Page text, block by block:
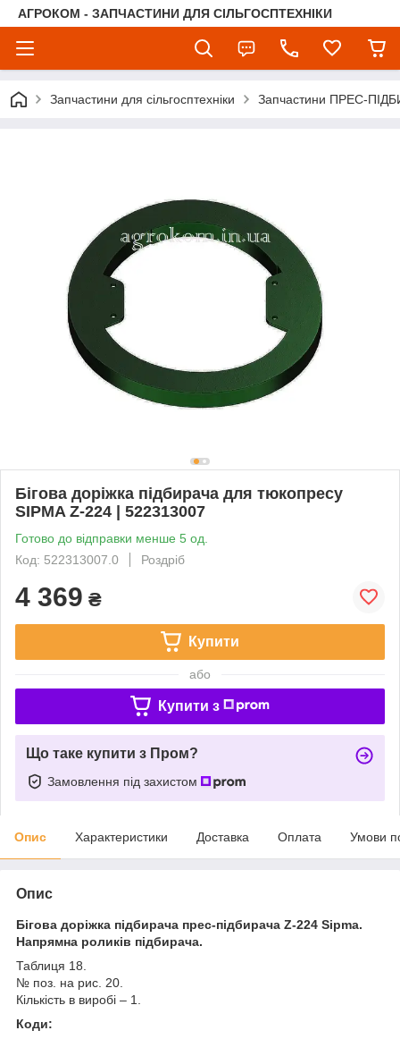
АГРОКОМ - ЗАПЧАСТИНИ ДЛЯ СІЛЬГОСПТЕХНІКИ
Запчастини для сільгосптехніки Запчастини ПРЕС-
Бігова доріжка підбирача для тюкопресу
SIPMA Z-224 | 522313007
Готово до відправки менше 5 од.
Код: 522313007.0
Роздріб
4 369 ₴
Купити
або
Купити з
Що таке купити з Пром?
Замовлення під захистом
Опис Характеристики Доставка Оплата Умови
Опис
Бігова доріжка підбирача прес-підбирача Z-224 Sipma.
Напрямна роликів підбирача.
Таблиця 18.
№ поз. на рис. 20.
Кількість в виробі – 1.
Коди: